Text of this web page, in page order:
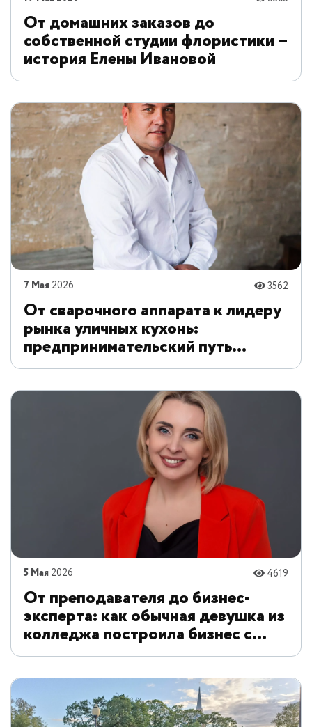
От домашних заказов до
собственной студии флористики –
история Елены Ивановой
7 Мая 2026 3562
От сварочного аппарата к лидеру
рынка уличных кухонь:
предпринимательский путь
Дмитрия Антипина
5 Мая 2026 4619
От преподавателя до бизнес-
эксперта: как обычная девушка из
колледжа построила бизнес с
нуля — и помогает другим